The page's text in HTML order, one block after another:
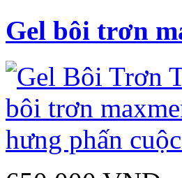
Gel bôi trơn